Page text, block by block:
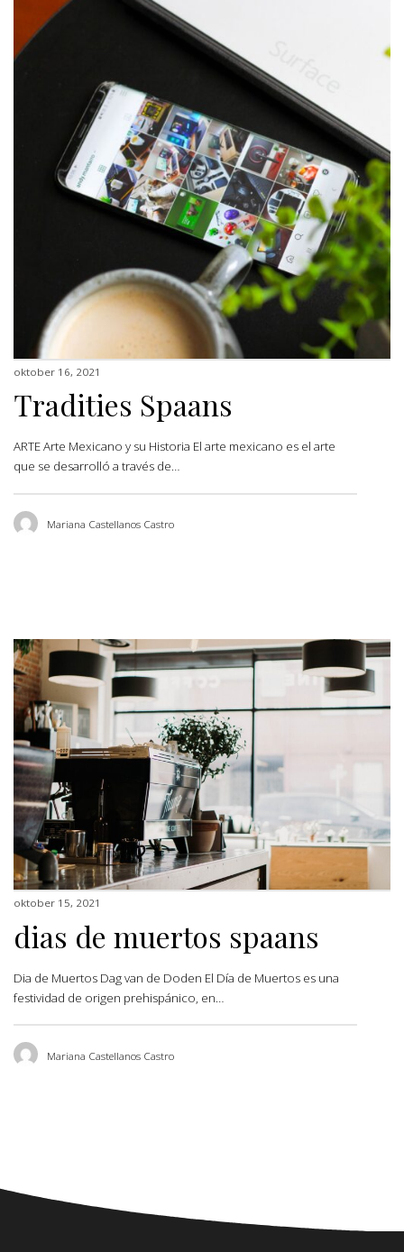
oktober 16, 2021
Tradities Spaans
ARTE Arte Mexicano y su Historia El arte mexicano es el arte
que se desarrolló a través de…
Mariana Castellanos Castro
oktober 15, 2021
dias de muertos spaans
Dia de Muertos Dag van de Doden El Día de Muertos es una
festividad de origen prehispánico, en…
Mariana Castellanos Castro